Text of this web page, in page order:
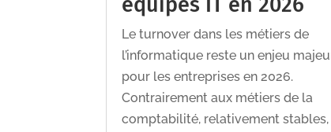
équipes IT en 2026
Le turnover dans les métiers de
l’informatique reste un enjeu
pour les entreprises en 2026.
Contrairement aux métiers de la
comptabilité, relativement stables,